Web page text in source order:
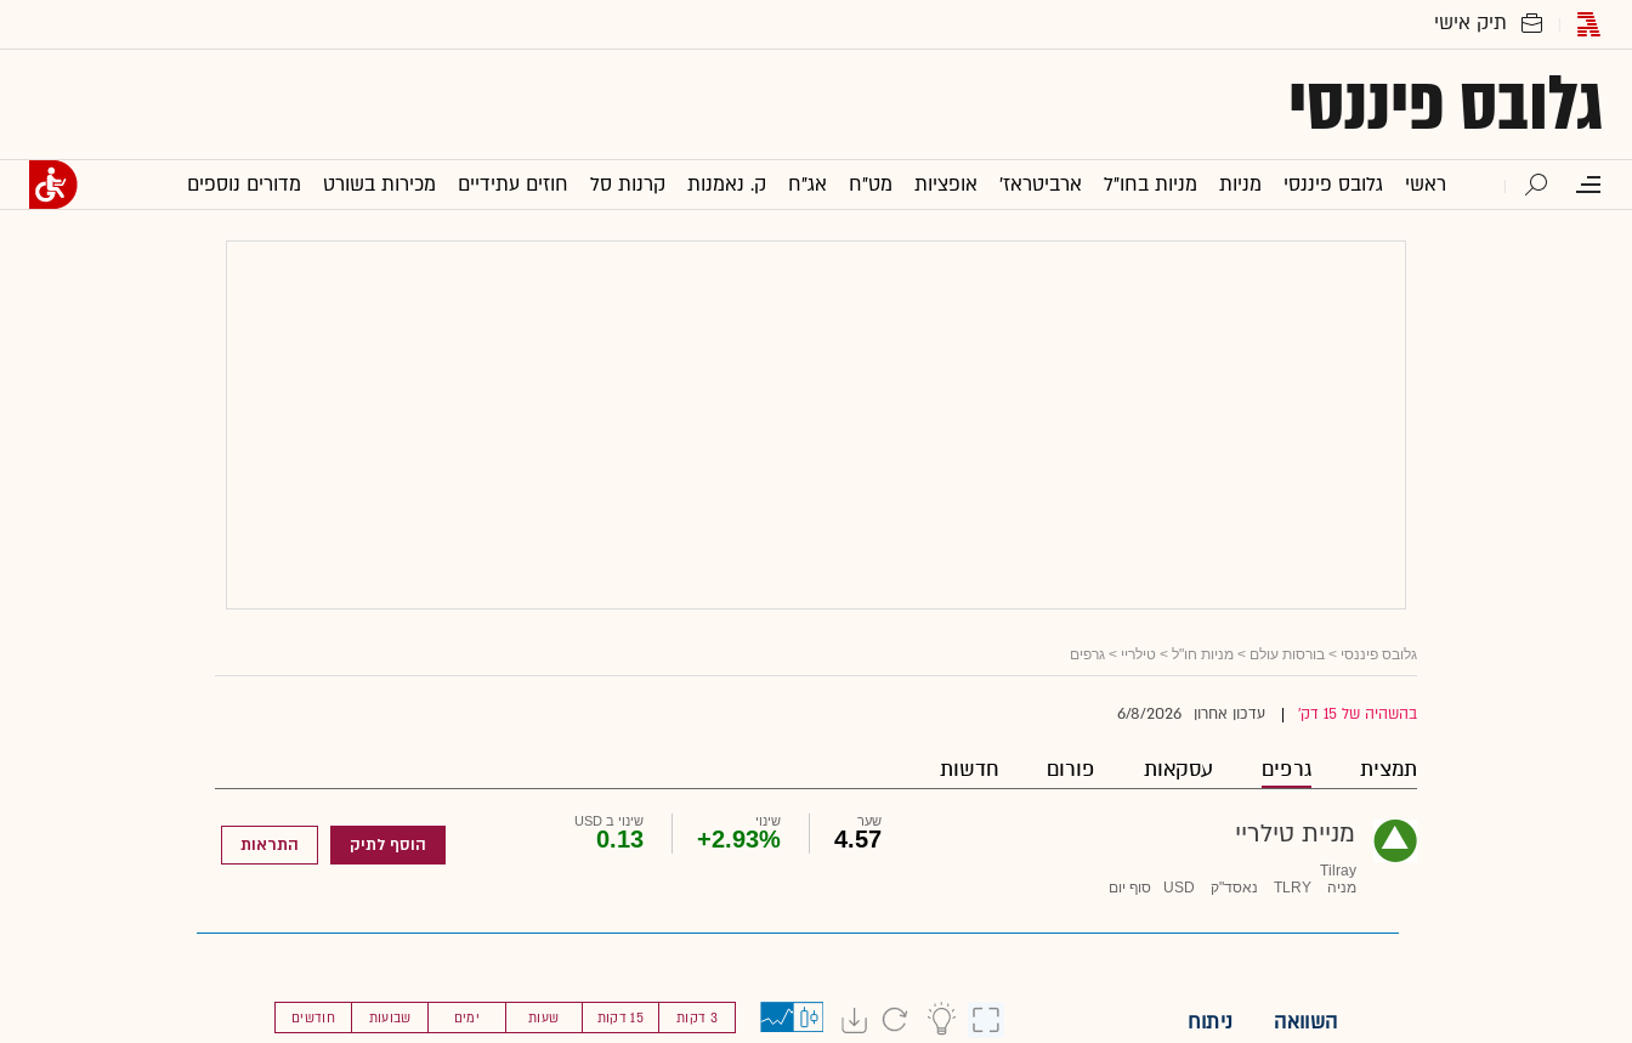
גלובס פיננסי
ראשי גלובס פיננסי מניות מניות בחו"ל ארביטראז' אופציות מט"ח אג"ח ק. נאמנות קרנות סל חוזים עתידיים מכירות בשורט מדורים נוספים
גלובס פיננסי > בורסות עולם > מניות חו"ל > טילריי > גרפים
בהשהיה של 15 דק' עדכון אחרון 6/8/2026
תמצית גרפים עסקאות פורום חדשות
מניית טילריי
Tilray
מניה
TLRY נאסד"ק USD סוף יום
שער
4.57
שינוי
+2.93%
שינוי ב USD
0.13 הוסף לתיק התראות
חודשים שבועות ימים שעות 15 דקות 3 דקות השוואה ניתוח